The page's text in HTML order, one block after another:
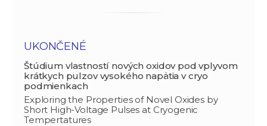
UKONČENÉ
Štúdium vlastností nových oxidov pod vplyvom
krátkych pulzov vysokého napätia v cryo
podmienkach
Exploring the Properties of Novel Oxides by
Short High-Voltage Pulses at Cryogenic
Tempertatures